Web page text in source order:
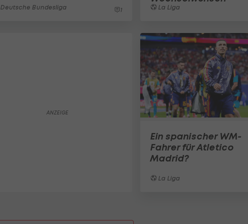
Deutsche Bundesliga 1 La Liga
Ein spanischer WM-
Fahrer für Atletico
Madrid?
La Liga